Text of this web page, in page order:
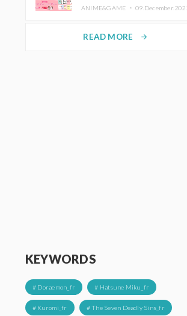
ANIME&GAME ・
READ MORE arrow_forward
KEYWORDS
# Doraemon_fr # Hatsune Miku_fr
# Kuromi_fr # The Seven Deadly Sins_fr